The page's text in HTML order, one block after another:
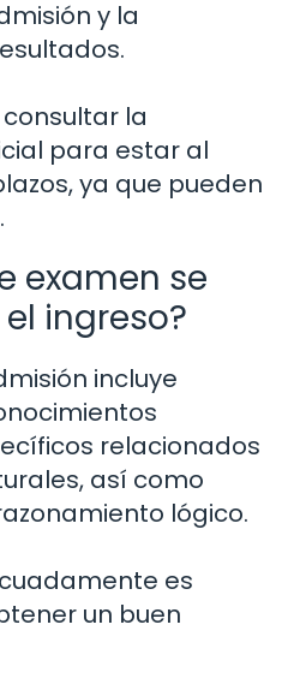
y la
la
para estar al
ya que pueden
examen se
ingreso?
incluye
relacionados
así como
lógico.
es
un buen